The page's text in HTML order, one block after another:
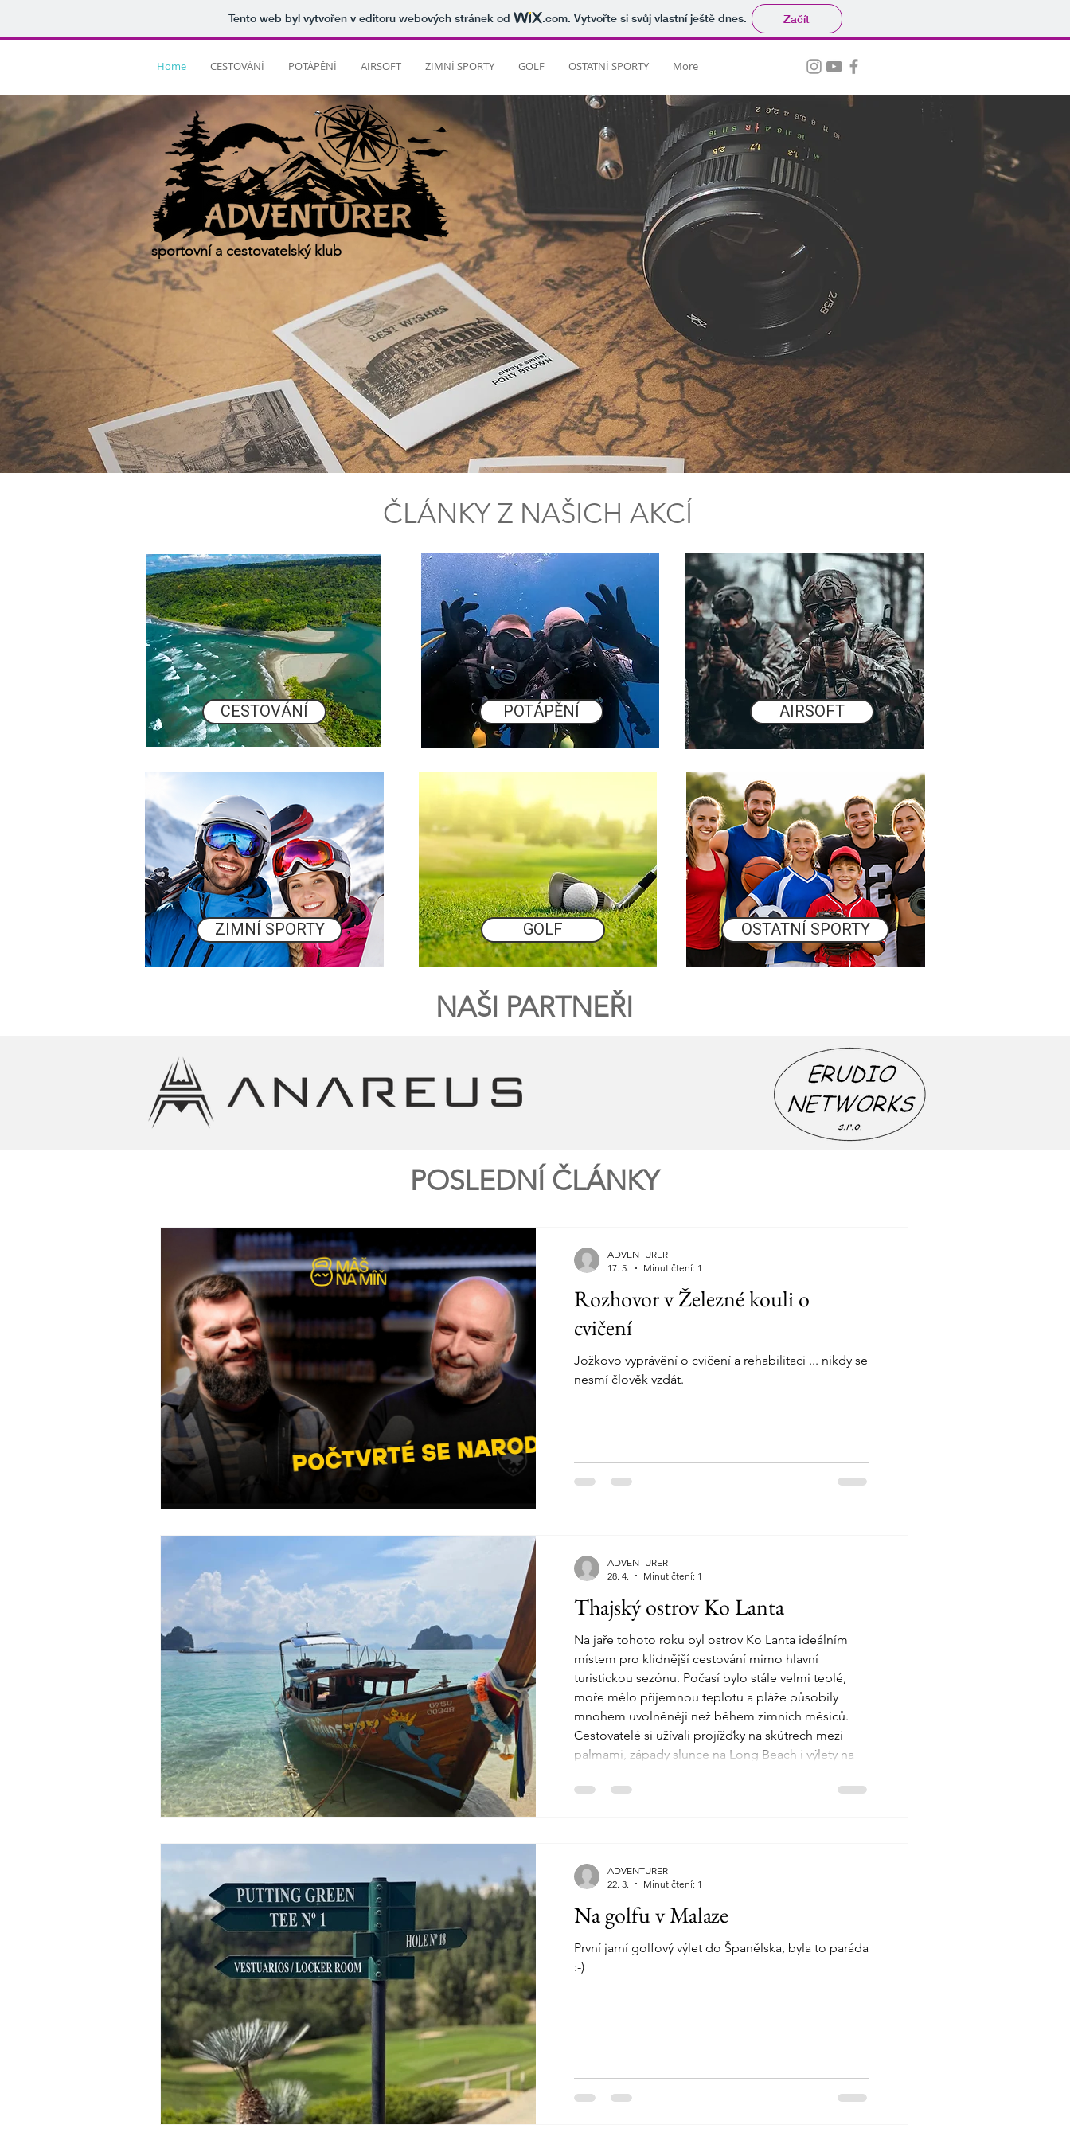
Tento web byl vytvořen v editoru webových stránek od .com. Vytvořte si svůj vlastní ještě dnes. Začít
Home CESTOVÁNÍ POTÁPĚNÍ AIRSOFT ZIMNÍ SPORTY GOLF OSTATNÍ SPORTY More
sportovní a cestovatelský klub
ČLÁNKY Z NAŠICH AKCÍ
CESTOVÁNÍ
Relax
ZIMNÍ SPORTY
POTÁPĚNÍ AIRSOFT
GOLF OSTATNÍ SPORTY
NAŠI PARTNEŘI
Rozhovor v Železné kouli o
cvičení
Jožkovo vyprávění o cvičení a rehabilitaci ... nikdy se
nesmí člověk vzdát.
ADVENTURER
17. 5.
Minut čtení: 1
Thajský ostrov Ko Lanta
Na jaře tohoto roku byl ostrov Ko Lanta ideálním
místem pro klidnější cestování mimo hlavní
turistickou sezónu. Počasí bylo stále velmi teplé,
moře mělo příjemnou teplotu a pláže působily
mnohem uvolněněji než během zimních měsíců.
Cestovatelé si užívali projížďky na skútrech mezi
palmami, západy slunce na Long Beach i výlety na
okolní ostrovy se šnorchlováním v tyrkysové vodě.
Občasné tropické přeháňky připomněly blížící se
ADVENTURER
28. 4.
Minut čtení: 1
Na golfu v Malaze
První jarní golfový výlet do Španělska, byla to paráda
:-)
ADVENTURER
22. 3.
Minut čtení: 1
POSLEDNÍ ČLÁNKY